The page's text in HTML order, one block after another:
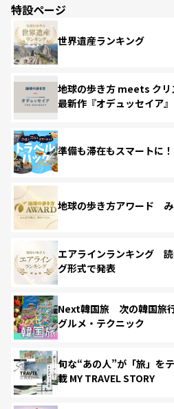
特設ページ
世界遺産ランキング
地球の歩き方 meets クリ
最新作『オデュッセイア』
準備も滞在もスマートに
地球の歩き方アワード み
エアラインランキング
グ形式で発表
Next韓国旅 次の韓国旅
グルメ・テクニック
旬な“あの人”が「旅」を
載 MY TRAVEL STORY